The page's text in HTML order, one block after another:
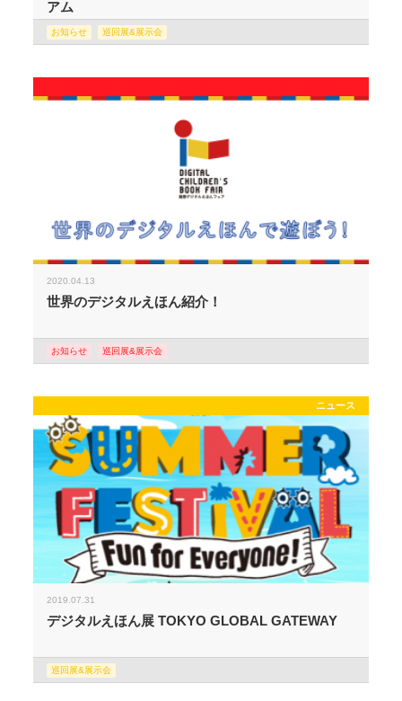
アム
お知らせ 巡回展&展示会
2020.04.13
世界のデジタルえほん紹介！
お知らせ 巡回展&展示会
ニュース
2019.07.31
デジタルえほん展 TOKYO GLOBAL GATEWAY
巡回展&展示会